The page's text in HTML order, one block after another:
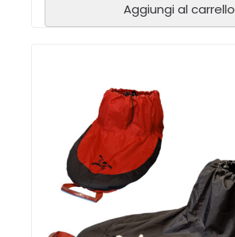
Aggiungi al carrello